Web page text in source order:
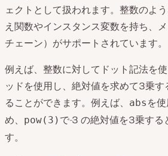
ェクトとして扱われます。整数のよ
え関数やインスタンス変数を持ち、
チェーン）がサポートされています。
例えば、整数に対してドット記法を
ッドを使用し、絶対値を求めて3乗す
ることができます。例えば、
abs を
め、
pow(3) で-3 の絶対値を3乗する
す。